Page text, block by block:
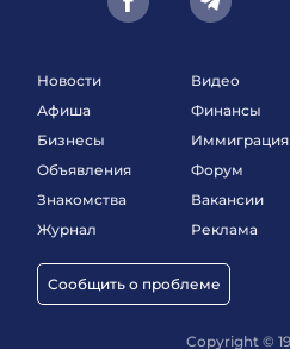
Новости
Афиша
Бизнесы
Объявления
Знакомства
Журнал
Сообщить о проблеме
Видео
Финансы
Иммиграция
Форум
Вакансии
Реклама
Copyright ©